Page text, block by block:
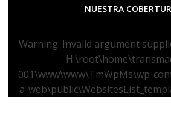
NUESTRA
Warning: Invalid argument
001\www\www\TmWpMs\wp-
a-